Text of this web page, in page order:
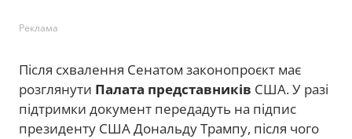
Реклама
Після схвалення Сенатом законопроєкт має
розглянути Палата представників США. У разі
підтримки документ передадуть на підпис
президенту США Дональду Трампу, після чого